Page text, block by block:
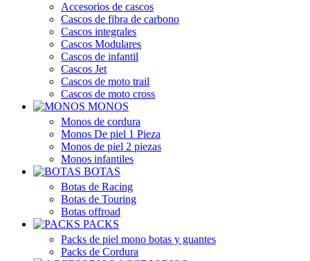
Accesorios de cascos
Cascos de fibra de carbono
Cascos integrales
Cascos Modulares
Cascos de infantil
Cascos Jet
Cascos de moto trail
Cascos de moto cross
MONOS
Monos de cordura
Monos De piel 1 Pieza
Monos de piel 2 piezas
Monos infantiles
BOTAS
Botas de Racing
Botas de Touring
Botas offroad
PACKS
Packs de piel mono botas y guantes
Packs de Cordura